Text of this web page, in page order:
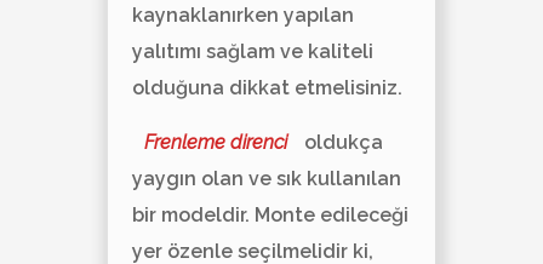
kaynaklanırken yapılan
yalıtımı sağlam ve kaliteli
olduğuna dikkat etmelisiniz.
Frenleme direnci
oldukça
yaygın olan ve sık kullanılan
bir modeldir. Monte edileceği
yer özenle seçilmelidir ki,